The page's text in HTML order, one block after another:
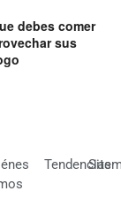
debes comer
sus
Tendencias